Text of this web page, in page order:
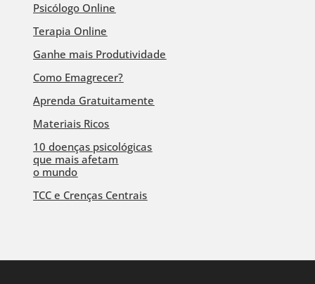
Psicólogo Online
Terapia Online
Ganhe mais Produtividade
Como Emagrecer?
Aprenda Gratuitamente
Materiais Ricos
10 doenças psicológicas
que mais afetam
o mundo
TCC e Crenças Centrais